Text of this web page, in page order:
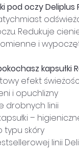
pod oczy Deliplus
Redukuje
i
kapsułki
efekt
i opuchlizny
drobnych linii
–
typu skóry
linii